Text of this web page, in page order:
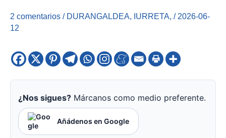
2 comentarios / DURANGALDEA, IURRETA, / 2026-06-
12
¿Nos sigues? Márcanos como medio preferente.
Añádenos en Google